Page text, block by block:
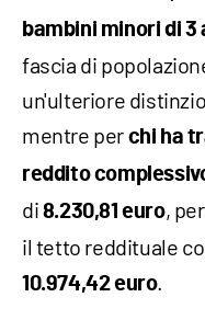
bambini minori di 3
fascia di
un'ulteriore
mentre per chi ha
reddito
di 8.230,81 euro,
il tetto reddituale
10.974,42 euro.